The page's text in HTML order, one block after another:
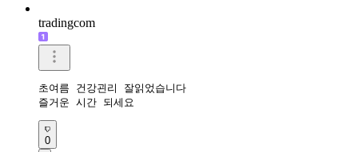
tradingcom
초여름 건강괸리 잘읽었습니다
즐거운 시간 되세요
0